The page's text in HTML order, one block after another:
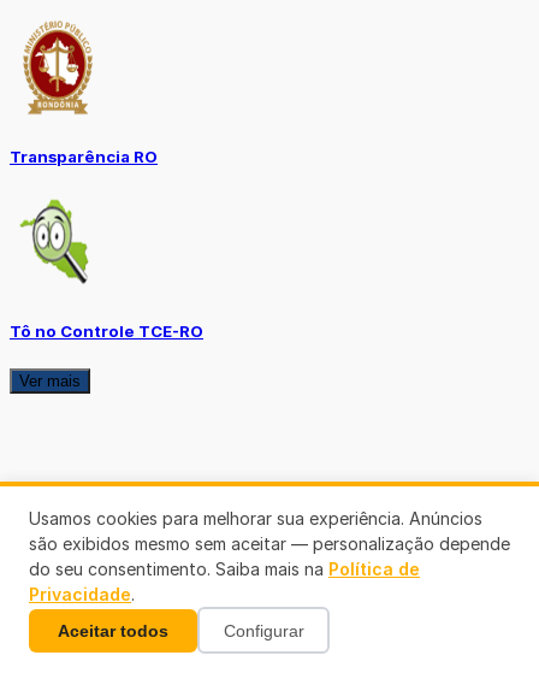
Transparência RO
Tô no Controle TCE-RO
Ver mais
Usamos cookies para melhorar sua experiência. Anúncios
são exibidos mesmo sem aceitar — personalização depende
do seu consentimento. Saiba mais na Política de
Privacidade.
Aceitar todos Configurar